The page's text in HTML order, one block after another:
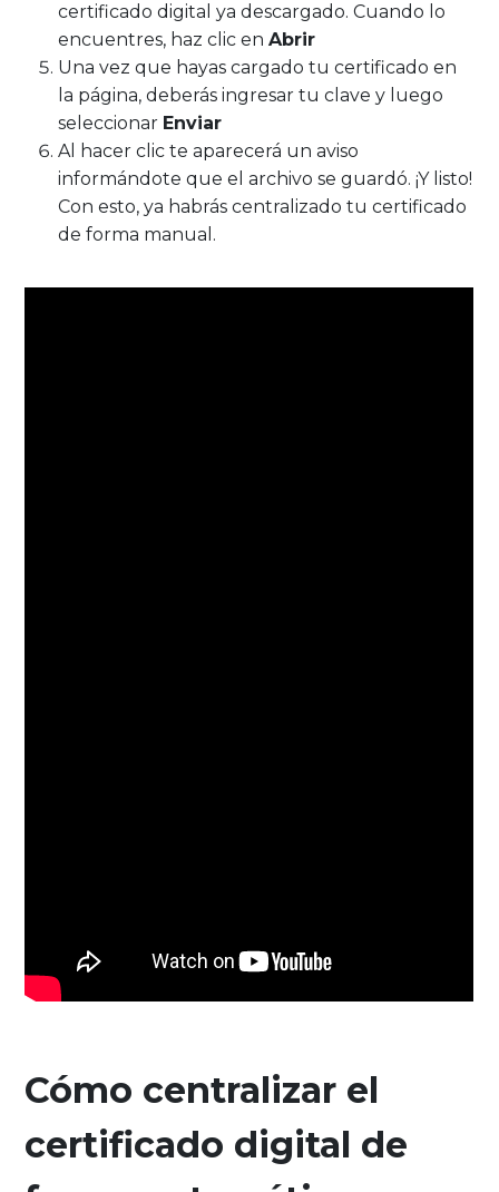
certificado digital ya descargado. Cuando lo
encuentres, haz clic enAbrir
Una vez que hayas cargado tu certificado en
la página, deberás ingresar tu clave y luego
seleccionar Enviar
Al hacer clic te aparecerá un aviso
informándote que el archivo se guardó. ¡Y listo!
Con esto, ya habrás centralizado tu certificado
de forma manual.
Cómo centralizar el
certificado digital de